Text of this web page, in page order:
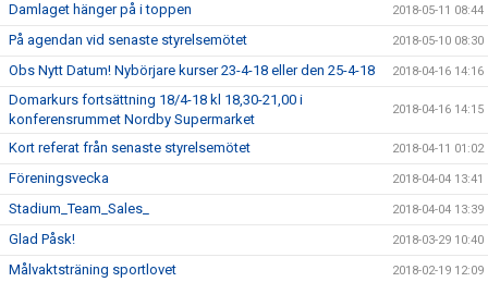
Damlaget hänger på i toppen 2018-05-11 08:44
På agendan vid senaste styrelsemötet 2018-05-10 08:30
Obs Nytt Datum! Nybörjare kurser 23-4-18 eller den 25-4-18 2018-04-16 14:16
Domarkurs fortsättning 18/4-18 kl 18,30-21,00 i
konferensrummet Nordby Supermarket
2018-04-16 14:15
Kort referat från senaste styrelsemötet 2018-04-11 01:02
Föreningsvecka 2018-04-04 13:41
Stadium_Team_Sales_ 2018-04-04 13:39
Glad Påsk! 2018-03-29 10:40
Målvaktsträning sportlovet 2018-02-19 12:09